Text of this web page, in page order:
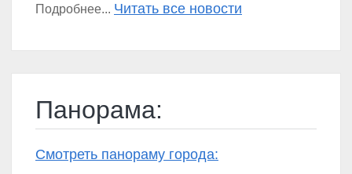
Подробнее... Читать все новости
Панорама:
Смотреть панораму города: